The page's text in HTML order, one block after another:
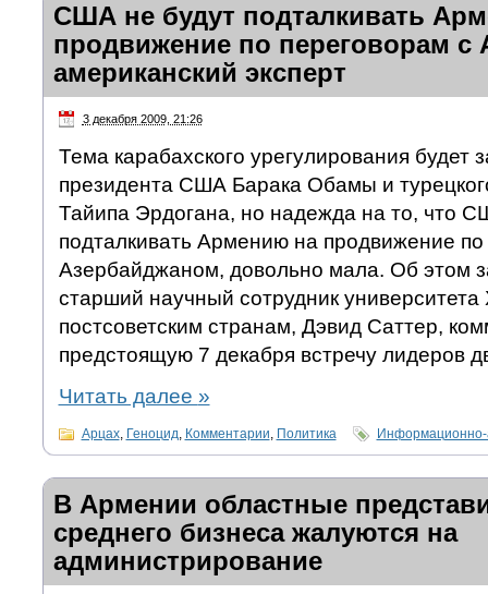
США не будут подталкивать
продвижение по переговорам с
американский эксперт
3 декабря 2009, 21:26
Тема карабахского урегулирования будет
президента США Барака Обамы и
Тайипа Эрдогана, но надежда на то, что
подталкивать Армению на продвижение по
Азербайджаном, довольно мала. Об этом
старший научный сотрудник университета
постсоветским странам, Дэвид Саттер,
предстоящую 7 декабря встречу лидеров
Читать далее »
Арцах, Геноцид, Комментарии, Политика Информационно-
В Армении областные
среднего бизнеса жалуются на
администрирование